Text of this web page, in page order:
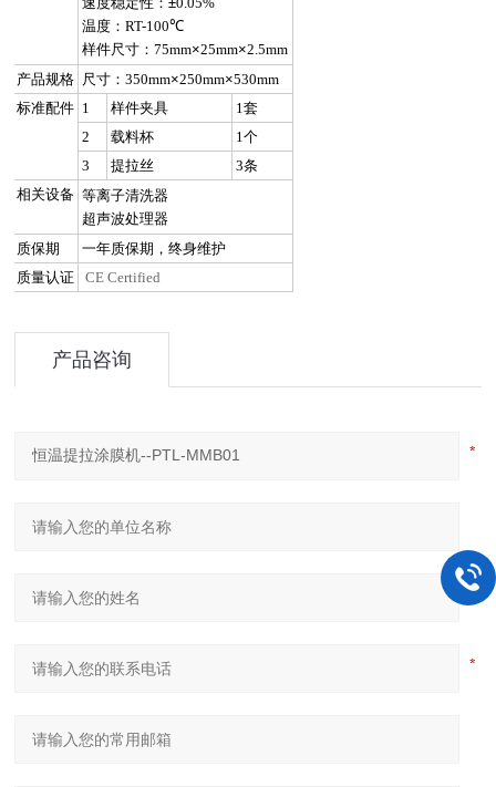
温度： RT-100℃
样件尺寸： 75mm×25mm×2.5mm
产品规格 尺寸： 350mm×250mm×530mm
标准配件 1 样件夹具 1套
2
载料杯 1个
3
提拉丝 3条
相关设备 等离子清洗器
超声波处理器
质保期
一年质保期，终身维护
质量认证
CE Certified
产品咨询